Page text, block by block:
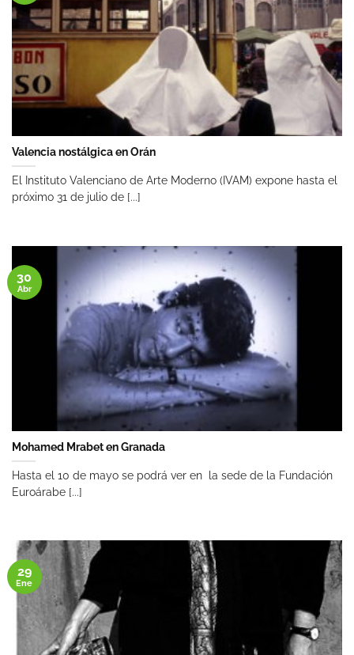
Valencia nostálgica en Orán
El Instituto Valenciano de Arte Moderno (IVAM) expone hasta el
próximo 31 de julio de [...]
Mohamed Mrabet en Granada
Hasta el 10 de mayo se podrá ver en la sede de la Fundación
Euroárabe [...]
30
Abr
29
Ene